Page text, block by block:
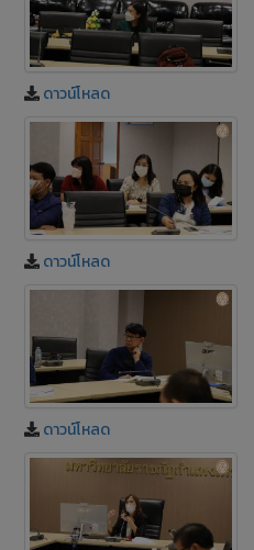
ดาวน์โหลด
ดาวน์โหลด
ดาวน์โหลด